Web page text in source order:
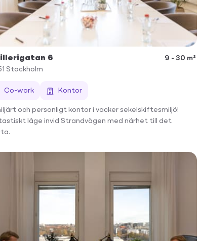
6
9 - 30 m²
Stockholm
Co-work Kontor
och personligt kontor i vacker sekelskiftesmiljö!
läge invid Strandvägen med närhet till det